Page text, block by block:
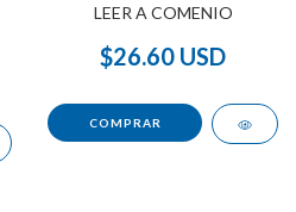
LEER A COMENIO
$26.60 USD